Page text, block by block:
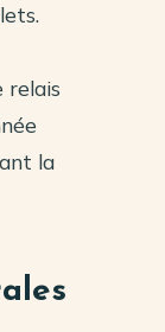
relais
la